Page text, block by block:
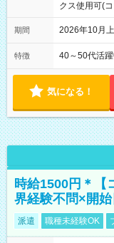
クス使用可(
期間 2026年10月
特徴 40～50代活
気になる！
時給1500円＊【
界経験不問×開
派遣 職種未経験OK